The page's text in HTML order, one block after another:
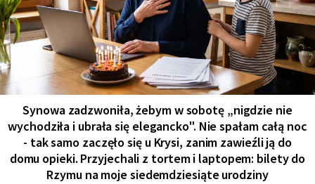
Synowa zadzwoniła, żebym w sobotę „nigdzie nie
wychodziła i ubrała się elegancko". Nie spałam całą noc
- tak samo zaczęło się u Krysi, zanim zawieźli ją do
domu opieki. Przyjechali z tortem i laptopem: bilety do
Rzymu na moje siedemdziesiąte urodziny